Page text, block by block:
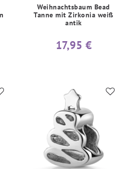
Weihnachtsbaum Bead
Tanne mit Zirkonia weiß
antik
17,95 €